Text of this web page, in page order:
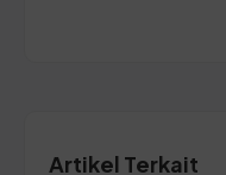
Artikel Terkait